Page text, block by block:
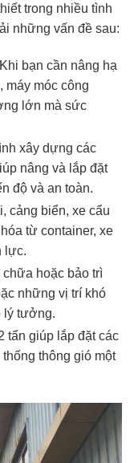
trong nhiều tình
những vấn đề sau:
Khi bạn cần nâng hạ
máy móc công
lớn mà sức
xây dựng các
nâng và lắp đặt
độ và an toàn.
cảng biển, xe cẩu
từ container, xe
lực.
hoặc bảo trì
những vị trí khó
lý tưởng.
tấn giúp lắp đặt các
thông gió một